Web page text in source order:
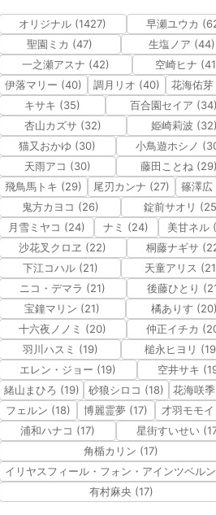
オリジナル (1427)
早瀬ユウカ
聖園ミカ (47)
生塩ノア (44)
一之瀬アスナ (42)
空崎ヒナ
伊落マリー (40)
調月リオ (40)
花海佑
キサキ (35)
百合園セイア (34)
杏山カズサ (32)
姫崎莉波 (32)
猫又おかゆ (30)
小鳥遊ホシノ
天雨アコ (30)
藤田ことね (29)
飛鳥馬トキ (29)
尾刃カンナ (27)
篠澤
鬼方カヨコ (26)
錠前サオリ
月雪ミヤコ (24)
ナミ (24)
美甘ネル
沙花叉クロヱ (22)
桐藤ナギサ
下江コハル (21)
天童アリス
ニコ・デマラ (21)
後藤ひとり
宝鐘マリン (21)
橘ありす (20)
十六夜ノノミ (20)
仲正イチカ
羽川ハスミ (19)
槌永ヒヨリ
エレン・ジョー (19)
空井サキ
緒山まひろ (19)
砂狼シロコ (18)
花海咲
フェルン (18)
博麗霊夢 (17)
才羽モモ
浦和ハナコ (17)
星街すいせい
角楯カリン (17)
イリヤスフィール・フォン・アインツベル
有村麻央 (17)